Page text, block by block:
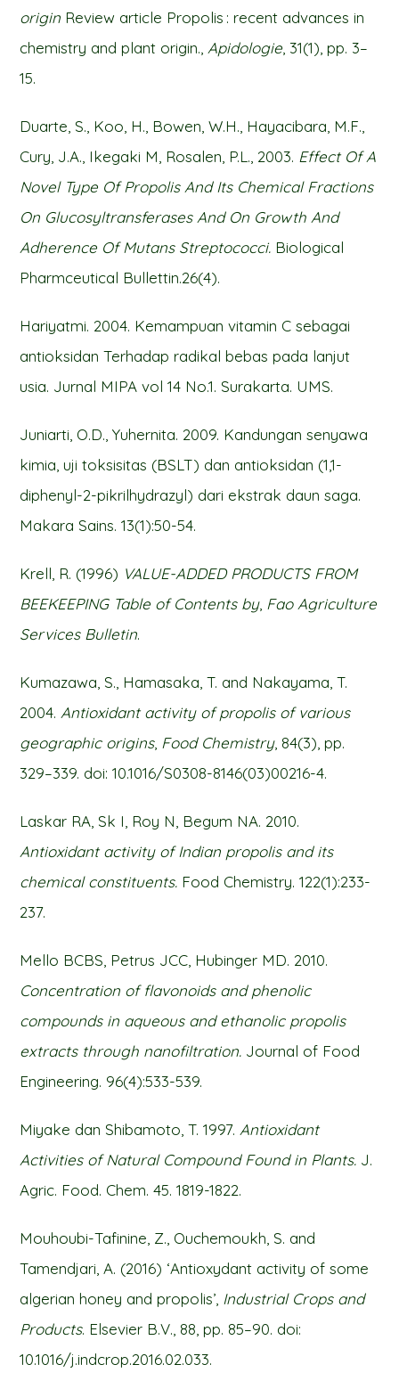
origin Review article Propolis : recent advances in
chemistry and plant origin.,Apidologie, 31(1), pp. 3–
15.
Duarte, S., Koo, H., Bowen, W.H., Hayacibara, M.F.,
Cury, J.A., Ikegaki M, Rosalen, P.L., 2003. Effect Of A
Novel Type Of Propolis And Its Chemical Fractions
On Glucosyltransferases And On Growth And
Adherence Of Mutans Streptococci. Biological
Pharmceutical Bullettin.26(4).
Hariyatmi. 2004. Kemampuan vitamin C sebagai
antioksidan Terhadap radikal bebas pada lanjut
usia. Jurnal MIPA vol 14 No.1. Surakarta. UMS.
Juniarti, O.D., Yuhernita. 2009. Kandungan senyawa
kimia, uji toksisitas (BSLT) dan antioksidan (1,1-
diphenyl-2-pikrilhydrazyl) dari ekstrak daun saga.
Makara Sains. 13(1):50-54.
Krell, R. (1996) VALUE-ADDED PRODUCTS FROM
BEEKEEPING Table of Contents by, Fao Agriculture
Services Bulletin.
Kumazawa, S., Hamasaka, T. and Nakayama, T.
2004.Antioxidant activity of propolis of various
geographic origins, Food Chemistry, 84(3), pp.
329–339. doi: 10.1016/S0308-8146(03)00216-4.
Laskar RA, Sk I, Roy N, Begum NA. 2010.
Antioxidant activity of Indian propolis and its
chemical constituents. Food Chemistry. 122(1):233-
237.
Mello BCBS, Petrus JCC, Hubinger MD. 2010.
Concentration of flavonoids and phenolic
compounds in aqueous and ethanolic propolis
extracts through nanofiltration. Journal of Food
Engineering. 96(4):533-539.
Miyake dan Shibamoto, T. 1997.Antioxidant
Activities of Natural Compound Found in Plants. J.
Agric. Food. Chem. 45. 1819-1822.
Mouhoubi-Tafinine, Z., Ouchemoukh, S. and
Tamendjari, A. (2016) ‘Antioxydant activity of some
algerian honey and propolis’, Industrial Crops and
Products. Elsevier B.V., 88, pp. 85–90. doi:
10.1016/j.indcrop.2016.02.033.